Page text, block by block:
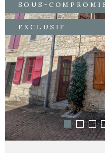
SOUS-
EXCLUSIF